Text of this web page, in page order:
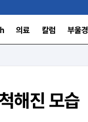
의료 칼럼 부울경
해진 모습